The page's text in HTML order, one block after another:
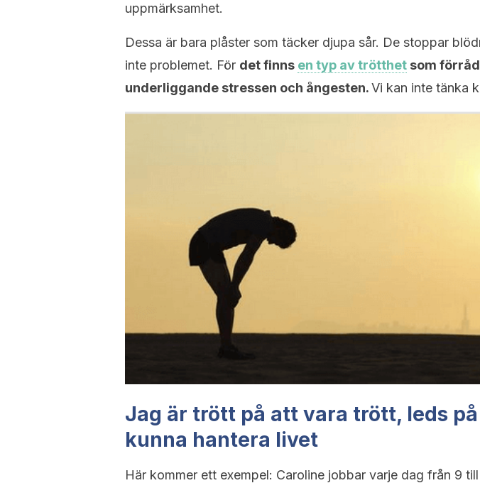
uppmärksamhet.
Dessa är bara plåster som täcker djupa sår. De stoppar
inte problemet. För det finns en typ av trötthet som
underliggande stressen och ångesten.Vi kan inte tänka
Jag är trött på att vara trött, leds
kunna hantera livet
Här kommer ett exempel: Caroline jobbar varje dag från 9 till